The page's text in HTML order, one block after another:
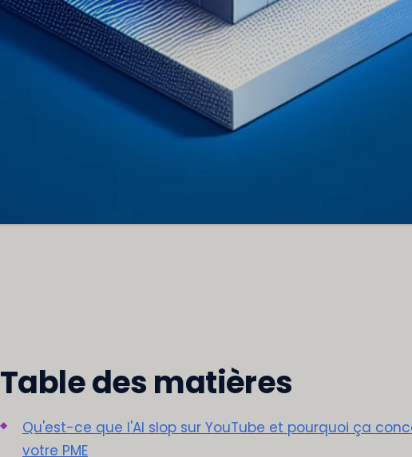
Table des matières
Qu'est-ce que l'AI slop sur YouTube et pourquoi ça
votre PME